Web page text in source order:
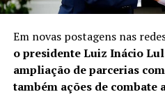
Em novas postagens nas
o presidente Luiz Inácio
ampliação de parcerias
também ações de combate